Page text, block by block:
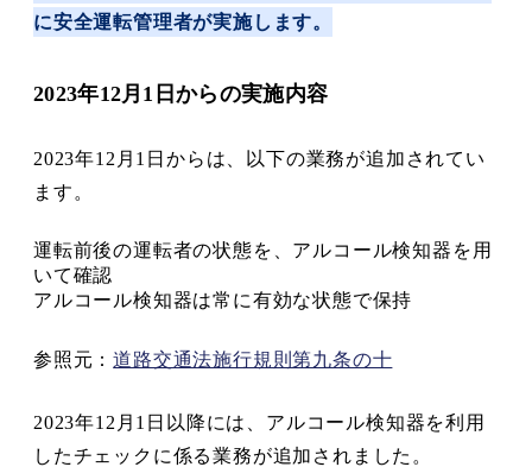
に安全運転管理者が実施します。
2023年12月1日からの実施内容
2023年12月1日からは、以下の業務が追加されてい
ます。
運転前後の運転者の状態を、アルコール検知器を用
いて確認
アルコール検知器は常に有効な状態で保持
参照元：道路交通法施行規則第九条の十
2023年12月1日以降には、アルコール検知器を利用
したチェックに係る業務が追加されました。